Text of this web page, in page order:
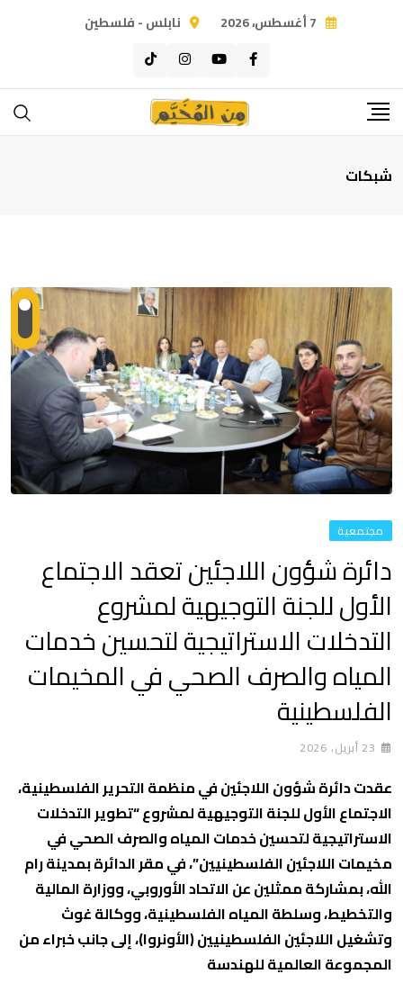
7 أغسطس، 2026 نابلس - فلسطين
شبكات
مجتمعية
دائرة شؤون اللاجئين تعقد الاجتماع
الأول للجنة التوجيهية لمشروع
التدخلات الاستراتيجية لتحسين خدمات
المياه والصرف الصحي في المخيمات
الفلسطينية
23 أبريل، 2026
عقدت دائرة شؤون اللاجئين في منظمة التحرير الفلسطينية،
الاجتماع الأول للجنة التوجيهية لمشروع “تطوير التدخلات
الاستراتيجية لتحسين خدمات المياه والصرف الصحي في
مخيمات اللاجئين الفلسطينيين”، في مقر الدائرة بمدينة رام
الله، بمشاركة ممثلين عن الاتحاد الأوروبي، ووزارة المالية
والتخطيط، وسلطة المياه الفلسطينية، ووكالة غوث
وتشغيل اللاجئين الفلسطينيين (الأونروا)، إلى جانب خبراء من
المجموعة العالمية للهندسة